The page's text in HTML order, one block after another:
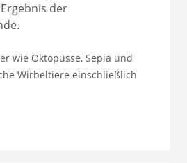
der
wie Oktopusse, Sepia und
Wirbeltiere einschließlich